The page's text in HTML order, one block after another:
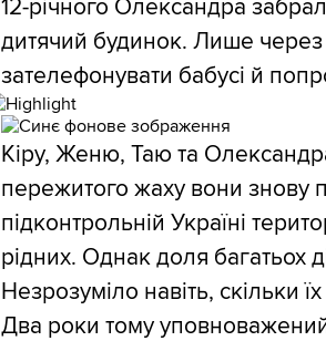
12-річного Олександра
дитячий будинок. Лише через
зателефонувати бабусі й
Кіру, Женю, Таю та
пережитого жаху вони знову
підконтрольній Україні
рідних. Однак доля багатьох
Незрозуміло навіть, скільки
Два роки тому